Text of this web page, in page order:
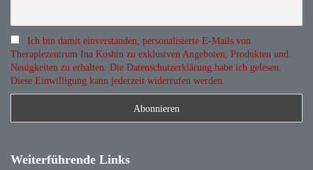
Ich bin damit einverstanden, personalisierte E-Mails von
Therapiezentrum Ina Koshin zu exklusiven Angeboten, Produkten und
Neuigkeiten zu erhalten. Die Datenschutzerklärung habe ich gelesen.
Diese Einwilligung kann jederzeit widerrufen werden.
Weiterführende Links